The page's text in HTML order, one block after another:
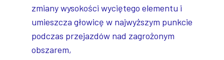
zmiany wysokości wyciętego elementu i
umieszcza głowicę w najwyższym punkcie
podczas przejazdów nad zagrożonym
obszarem,